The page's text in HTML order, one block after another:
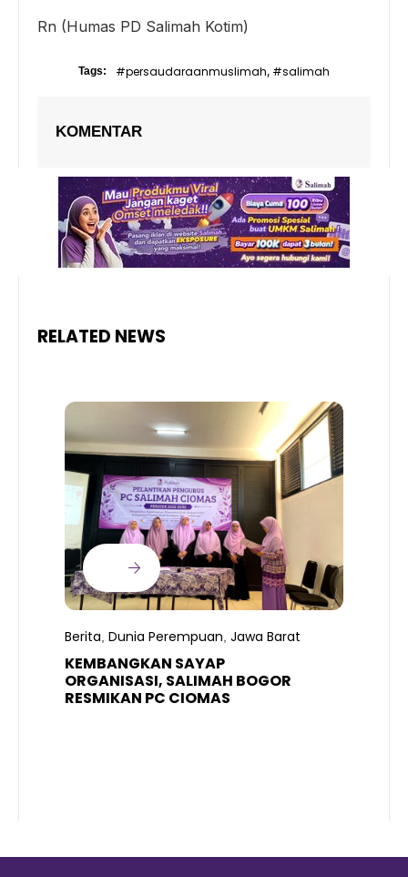
Rn (Humas PD Salimah Kotim)
Tags: #persaudaraanmuslimah, #salimah
KOMENTAR
RELATED NEWS
Berita, Dunia Perempuan, Jawa Barat
KEMBANGKAN SAYAP
ORGANISASI, SALIMAH BOGOR
RESMIKAN PC CIOMAS